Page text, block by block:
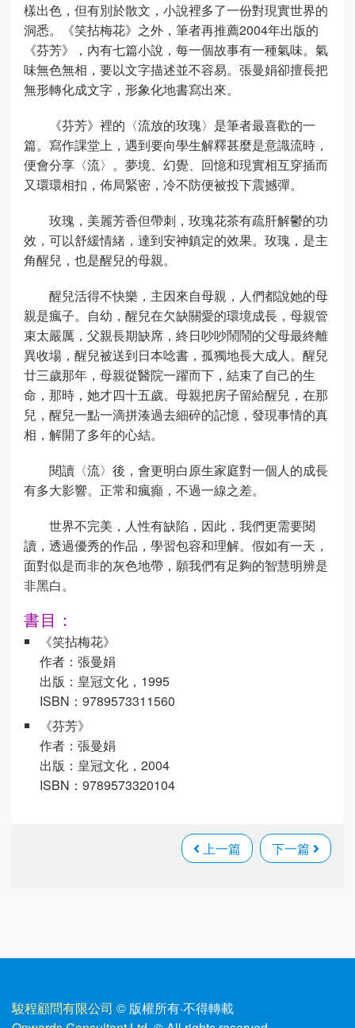
樣出色，但有別於散文，小說裡多了一份對現實世界的
洞悉。《笑拈梅花》之外，筆者再推薦2004年出版的
《芬芳》，內有七篇小說，每一個故事有一種氣味。氣
味無色無相，要以文字描述並不容易。張曼娟卻擅長把
無形轉化成文字，形象化地書寫出來。
《芬芳》裡的〈流放的玫瑰〉是筆者最喜歡的一
篇。寫作課堂上，遇到要向學生解釋甚麼是意識流時，
便會分享〈流〉。夢境、幻覺、回憶和現實相互穿插而
又環環相扣，佈局緊密，冷不防便被投下震撼彈。
玫瑰，美麗芳香但帶刺，玫瑰花茶有疏肝解鬱的功
效，可以舒緩情緒，達到安神鎮定的效果。玫瑰，是主
角醒兒，也是醒兒的母親。
醒兒活得不快樂，主因來自母親，人們都說她的母
親是瘋子。自幼，醒兒在欠缺關愛的環境成長，母親管
束太嚴厲，父親長期缺席，終日吵吵鬧鬧的父母最終離
異收場，醒兒被送到日本唸書，孤獨地長大成人。醒兒
廿三歲那年，母親從醫院一躍而下，結束了自己的生
命，那時，她才四十五歲。母親把房子留給醒兒，在那
兒，醒兒一點一滴拼湊過去細碎的記憶，發現事情的真
相，解開了多年的心結。
閱讀〈流〉後，會更明白原生家庭對一個人的成長
有多大影響。正常和瘋癲，不過一線之差。
世界不完美，人性有缺陷，因此，我們更需要閱
讀，透過優秀的作品，學習包容和理解。假如有一天，
面對似是而非的灰色地帶，願我們有足夠的智慧明辨是
非黑白。
書目：
《笑拈梅花》
作者：張曼娟
出版：皇冠文化，1995
ISBN：9789573311560
《芬芳》
作者：張曼娟
出版：皇冠文化，2004
ISBN：9789573320104
上一篇 下一篇
駿程顧問有限公司 © 版權所有·不得轉載